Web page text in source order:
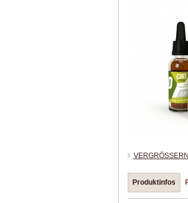
VERGRÖSSERN
Produktinfos